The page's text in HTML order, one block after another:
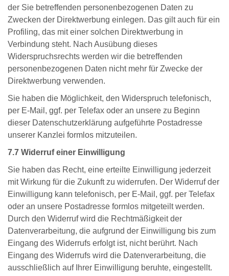
der Sie betreffenden personenbezogenen Daten zu
Zwecken der Direktwerbung einlegen. Das gilt auch für ein
Profiling, das mit einer solchen Direktwerbung in
Verbindung steht. Nach Ausübung dieses
Widerspruchsrechts werden wir die betreffenden
personenbezogenen Daten nicht mehr für Zwecke der
Direktwerbung verwenden.
Sie haben die Möglichkeit, den Widerspruch telefonisch,
per E-Mail, ggf. per Telefax oder an unsere zu Beginn
dieser Datenschutzerklärung aufgeführte Postadresse
unserer Kanzlei formlos mitzuteilen.
7.7 Widerruf einer Einwilligung
Sie haben das Recht, eine erteilte Einwilligung jederzeit
mit Wirkung für die Zukunft zu widerrufen. Der Widerruf der
Einwilligung kann telefonisch, per E-Mail, ggf. per Telefax
oder an unsere Postadresse formlos mitgeteilt werden.
Durch den Widerruf wird die Rechtmäßigkeit der
Datenverarbeitung, die aufgrund der Einwilligung bis zum
Eingang des Widerrufs erfolgt ist, nicht berührt. Nach
Eingang des Widerrufs wird die Datenverarbeitung, die
ausschließlich auf Ihrer Einwilligung beruhte, eingestellt.